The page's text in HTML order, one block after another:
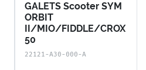
GALETS Scooter SYM
ORBIT
II/MIO/FIDDLE/CROX
50
22121-A30-000-A